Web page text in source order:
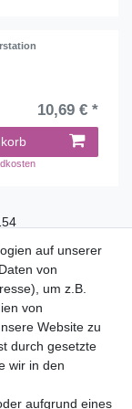
10,69 € *
auf unserer
von
um z.B.
von
Website zu
durch gesetzte
wir in den
aufgrund eines